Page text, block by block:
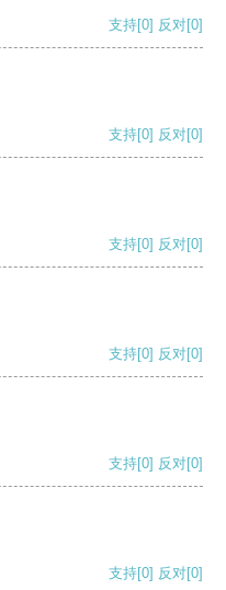
支持[0] 反对[0]
支持[0] 反对[0]
支持[0] 反对[0]
支持[0] 反对[0]
支持[0] 反对[0]
支持[0] 反对[0]